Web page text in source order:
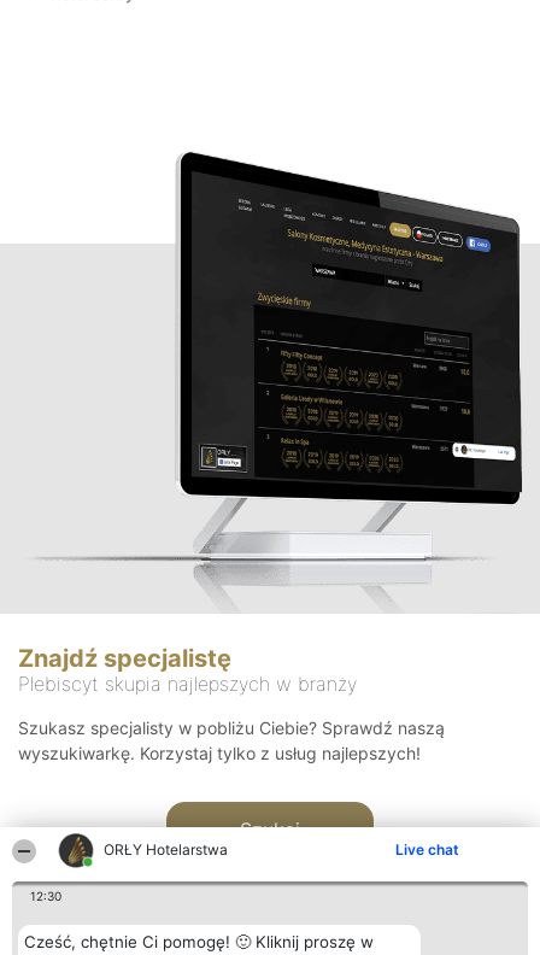
ORŁY Hotelarstwa Live chat
12:30
Cześć, chętnie Ci pomogę! 🙂 Kliknij proszę w
Znajdź specjalistę
Plebiscyt skupia najlepszych w branży
Szukasz specjalisty w pobliżu Ciebie? Sprawdź naszą
wyszukiwarkę. Korzystaj tylko z usług najlepszych!
Szukaj